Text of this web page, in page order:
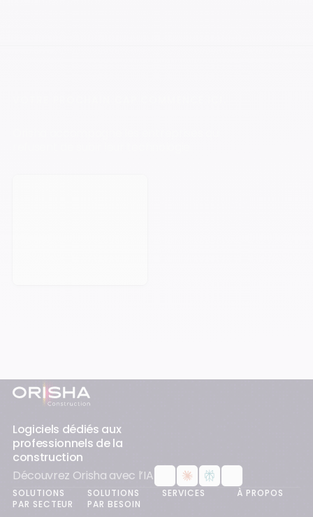
Pied-de-page
Logiciels dédiés aux
professionnels de la
construction
Découvrez Orisha avec l’IA
SOLUTIONS
PAR SECTEUR
SOLUTIONS
PAR BESOIN
SERVICES À PROPOS